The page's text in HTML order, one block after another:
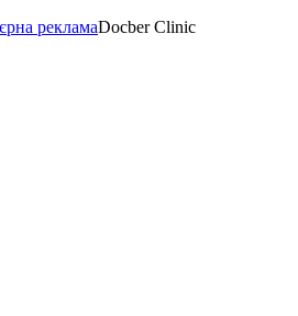
рекламаDocber Clinic